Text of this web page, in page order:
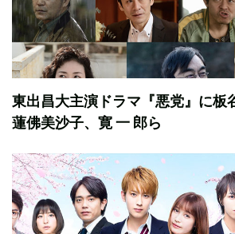
東出昌大主演ドラマ『悪党』に板
蓮佛美沙子、寛 一 郎ら